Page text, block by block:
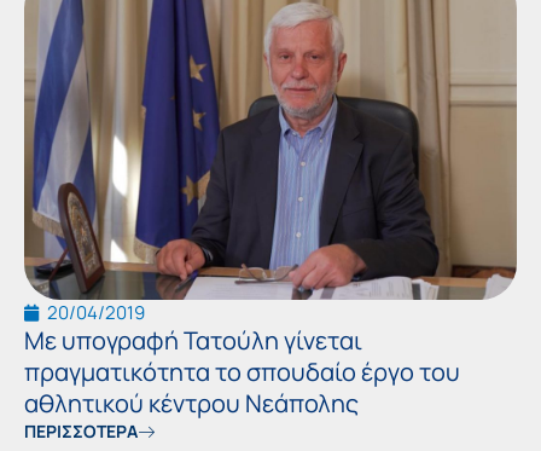
20/04/2019
Με υπογραφή Τατούλη γίνεται
πραγματικότητα το σπουδαίο έργο του
αθλητικού κέντρου Νεάπολης
ΠΕΡΙΣΣΟΤΕΡΑ